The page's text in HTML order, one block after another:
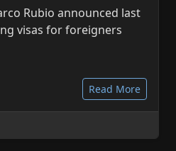
Rubio announced last
visas for foreigners
Read More